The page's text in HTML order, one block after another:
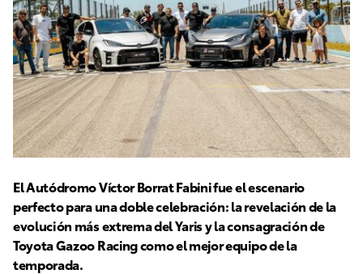
El Autódromo Víctor Borrat Fabini fue el escenario
perfecto para una doble celebración: la revelación de la
evolución más extrema del Yaris y la consagración de
Toyota Gazoo Racing como el mejor equipo de la
temporada.